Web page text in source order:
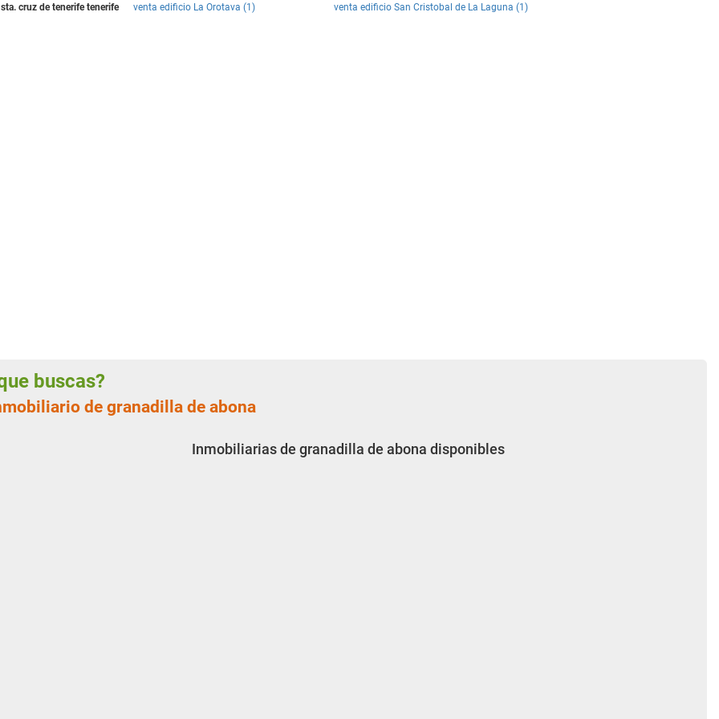
cruz de tenerife tenerife venta edificio La Orotava (1) venta edificio San Cristobal de La Laguna (1)
buscas?
de granadilla de abona
Inmobiliarias de granadilla de abona disponibles